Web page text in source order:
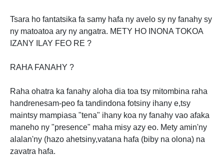
Tsara ho fantatsika fa samy hafa ny avelo sy ny fanahy sy
ny matoatoa ary ny angatra. METY HO INONA TOKOA
IZANY ILAY FEO RE ?
RAHA FANAHY ?
Raha ohatra ka fanahy aloha dia toa tsy mitombina raha
handrenesam-peo fa tandindona fotsiny ihany e,tsy
maintsy mampiasa "tena" ihany koa ny fanahy vao afaka
maneho ny "presence" maha misy azy eo. Mety amin'ny
alalan'ny (hazo ahetsiny,vatana hafa (biby na olona) na
zavatra hafa.